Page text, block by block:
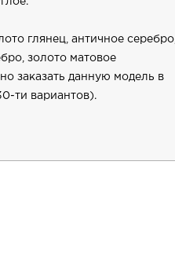
глянец, античное серебро,
золото матовое
заказать данную модель в
ти вариантов).